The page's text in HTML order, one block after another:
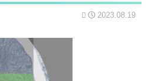
2023.08.19